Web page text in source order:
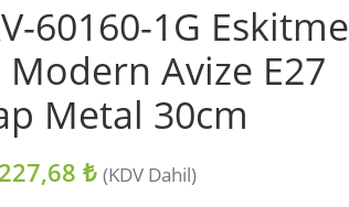
60160-1G Eskitme
Avize E27
Metal 30cm
₺ (KDV Dahil)